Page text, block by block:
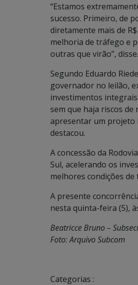
“Estamos
sucesso. Primeiro, de
diretamente mais de
melhoria de tráfego e
outras que virão”, disse.
Segundo Eduardo
governador no leilão,
investimentos
sem que haja riscos
apresentar um projeto
destacou.
A concessão da
Sul, acelerando os
melhores condições
A presente
nesta quinta-feira (5),
Beatricce Bruno –
Foto: Arquivo Subcom
Categorias :